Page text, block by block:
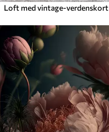
Loft med vintage-verdenskort